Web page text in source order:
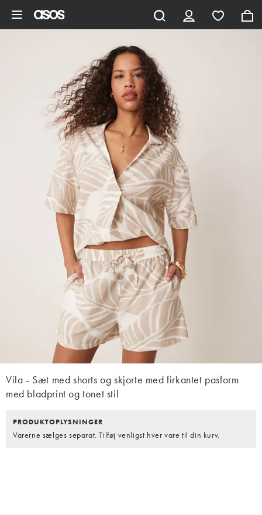
Vila - Sæt med shorts og skjorte med firkantet pasform
med bladprint og tonet stil
PRODUKTOPLYSNINGER
Varerne sælges separat. Tilføj venligst hver vare til din kurv.